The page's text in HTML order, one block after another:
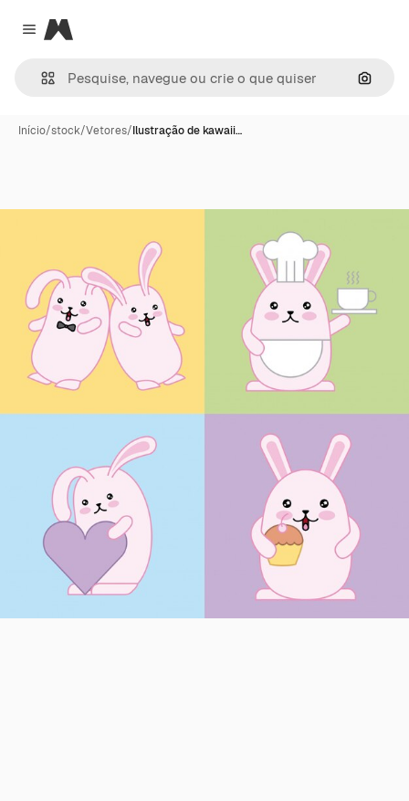
Close menu
Magnific
Início/stock/Vetores/Ilustração de kawaii…